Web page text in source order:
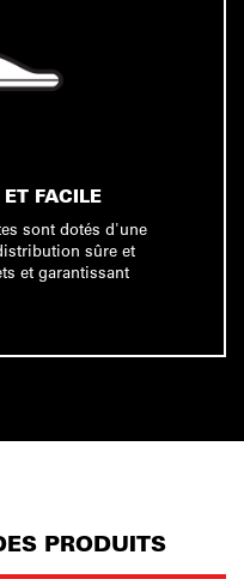
FACILE
sont dotés d'une
sûre et
et garantissant
PRODUITS